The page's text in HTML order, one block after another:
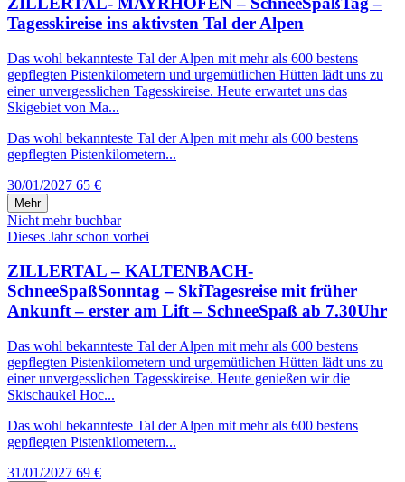
Tagesskireise ins aktivsten Tal der Alpen
Das wohl bekannteste Tal der Alpen mit mehr als 600 bestens
gepflegten Pistenkilometern und urgemütlichen Hütten lädt uns zu
einer unvergesslichen Tagesskireise. Heute erwartet uns das
Skigebiet von Ma...
Das wohl bekannteste Tal der Alpen mit mehr als 600 bestens
gepflegten Pistenkilometern...
30/01/2027 65 €
Mehr
Nicht mehr buchbar
Dieses Jahr schon vorbei
ZILLERTAL – KALTENBACH-
SchneeSpaßSonntag – SkiTagesreise mit früher
Ankunft – erster am Lift – SchneeSpaß ab 7.30Uhr
Das wohl bekannteste Tal der Alpen mit mehr als 600 bestens
gepflegten Pistenkilometern und urgemütlichen Hütten lädt uns zu
einer unvergesslichen Tagesskireise. Heute genießen wir die
Skischaukel Hoc...
Das wohl bekannteste Tal der Alpen mit mehr als 600 bestens
gepflegten Pistenkilometern...
31/01/2027 69 €